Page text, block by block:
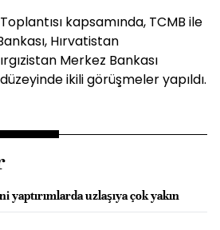
kapsamında, TCMB ile
Hırvatistan
Merkez Bankası
ikili görüşmeler yapıldı.
yaptırımlarda uzlaşıya çok yakın